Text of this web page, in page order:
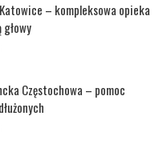
– kompleksowa opieka
Częstochowa – pomoc